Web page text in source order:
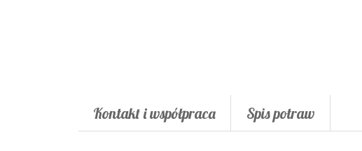
Kontakt i współpraca Spis potraw